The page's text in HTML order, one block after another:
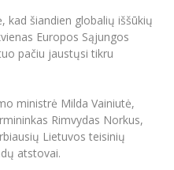
kad šiandien globalių iššūkių
Europos Sąjungos
pačiu jaustųsi tikru
ministrė Milda Vainiutė,
Rimvydas Norkus,
Lietuvos teisinių
atstovai.